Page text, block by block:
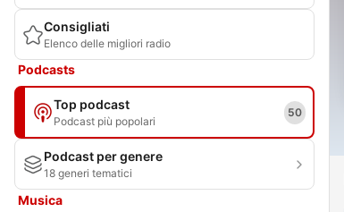
Consigliati
Elenco delle migliori radio
Podcasts
Top podcast
Podcast più popolari
50
Podcast per genere
18 generi tematici
Musica